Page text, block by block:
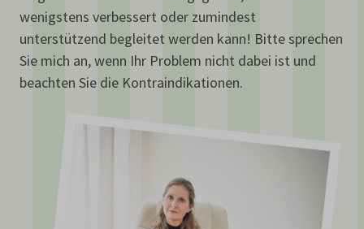
wenigstens verbessert oder zumindest
unterstützend begleitet werden kann! Bitte sprechen
Sie mich an, wenn Ihr Problem nicht dabei ist und
beachten Sie die Kontraindikationen.
wp-settings-time-*
www.hypnose-panketal.com
hypnose-panketal.com
chatbase_anon_id